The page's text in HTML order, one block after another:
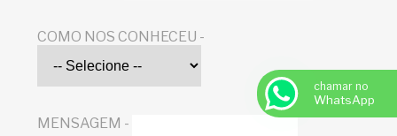
COMO NOS CONHECEU -
MENSAGEM -
chamar no
WhatsApp